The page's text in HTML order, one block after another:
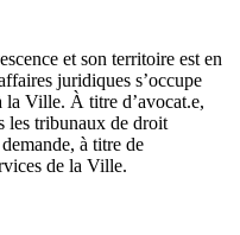
et son territoire est en
juridiques s’occupe
la Ville. À titre d’avocat.e,
les tribunaux de droit
à titre de
de la Ville.